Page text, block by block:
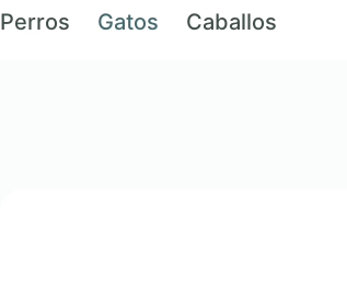
Perros Gatos Caballos